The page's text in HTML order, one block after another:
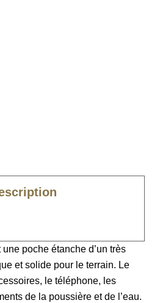
poche étanche d’un très
et solide pour le terrain. Le
le téléphone, les
de la poussière et de l’eau.